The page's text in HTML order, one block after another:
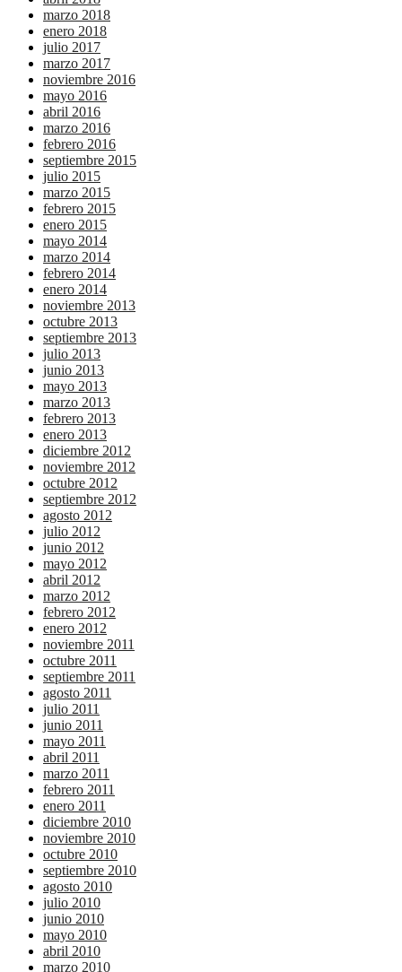
marzo 2018
enero 2018
julio 2017
marzo 2017
noviembre 2016
mayo 2016
abril 2016
marzo 2016
febrero 2016
septiembre 2015
julio 2015
marzo 2015
febrero 2015
enero 2015
mayo 2014
marzo 2014
febrero 2014
enero 2014
noviembre 2013
octubre 2013
septiembre 2013
julio 2013
junio 2013
mayo 2013
marzo 2013
febrero 2013
enero 2013
diciembre 2012
noviembre 2012
octubre 2012
septiembre 2012
agosto 2012
julio 2012
junio 2012
mayo 2012
abril 2012
marzo 2012
febrero 2012
enero 2012
noviembre 2011
octubre 2011
septiembre 2011
agosto 2011
julio 2011
junio 2011
mayo 2011
abril 2011
marzo 2011
febrero 2011
enero 2011
diciembre 2010
noviembre 2010
octubre 2010
septiembre 2010
agosto 2010
julio 2010
junio 2010
mayo 2010
abril 2010
marzo 2010